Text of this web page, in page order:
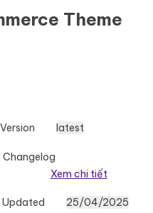
Theme
Version latest
Changelog
Xem chi tiết
Updated 25/04/2025